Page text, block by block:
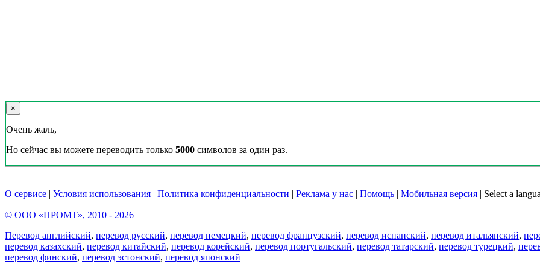
×
Очень жаль,
Но сейчас вы можете переводить только 5000 символов за один раз.
О сервисе | Условия использования | Политика конфиденциальности | Реклама у нас | Помощь | Мобильная версия | Select a
© ООО «ПРОМТ», 2010 - 2026
Перевод английский, перевод русский, перевод немецкий, перевод французский, перевод испанский, перевод итальянский,
перевод казахский, перевод китайский, перевод корейский, перевод португальский, перевод татарский, перевод турецкий,
перевод финский, перевод эстонский, перевод японский